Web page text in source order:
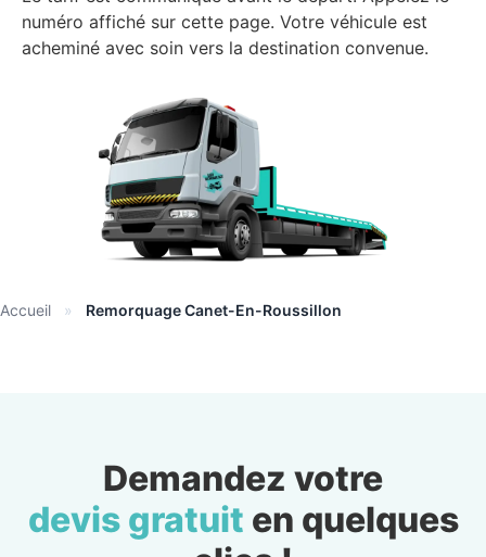
numéro affiché sur cette page. Votre véhicule est
acheminé avec soin vers la destination convenue.
Accueil » Remorquage Canet-En-Roussillon
Demandez votre
devis gratuit en quelques